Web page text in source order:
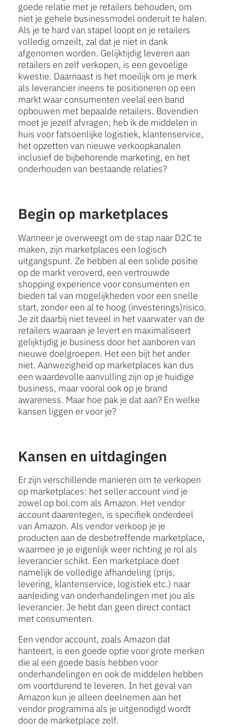
goede relatie met je retailers behouden, om
niet je gehele businessmodel onderuit te halen.
Als je te hard van stapel loopt en je retailers
volledig omzeilt, zal dat je niet in dank
afgenomen worden. Gelijktijdig leveren aan
retailers en zelf verkopen, is een gevoelige
kwestie. Daarnaast is het moeilijk om je merk
als leverancier ineens te positioneren op een
markt waar consumenten veelal een band
opbouwen met bepaalde retailers. Bovendien
moet je jezelf afvragen; heb ik de middelen in
huis voor fatsoenlijke logistiek, klantenservice,
het opzetten van nieuwe verkoopkanalen
inclusief de bijbehorende marketing, en het
onderhouden van bestaande relaties?
Begin op marketplaces
Wanneer je overweegt om de stap naar D2C te
maken, zijn marketplaces een logisch
uitgangspunt. Ze hebben al een solide positie
op de markt veroverd, een vertrouwde
shopping experience voor consumenten en
bieden tal van mogelijkheden voor een snelle
start, zonder een al te hoog (investerings)risico.
Je zit daarbij niet teveel in het vaarwater van de
retailers waaraan je levert en maximaliseert
gelijktijdig je business door het aanboren van
nieuwe doelgroepen. Het een bijt het ander
niet. Aanwezigheid op marketplaces kan dus
een waardevolle aanvulling zijn op je huidige
business, maar vooral ook op je brand
awareness. Maar hoe pak je dat aan? En welke
kansen liggen er voor je?
Kansen en uitdagingen
Er zijn verschillende manieren om te verkopen
op marketplaces: het seller account vind je
zowel op bol.com als Amazon. Het vendor
account daarentegen, is specifiek onderdeel
van Amazon. Als vendor verkoop je je
producten aan de desbetreffende marketplace,
waarmee je je eigenlijk weer richting je rol als
leverancier schikt. Een marketplace doet
namelijk de volledige afhandeling (prijs,
levering, klantenservice, logistiek etc.) naar
aanleiding van onderhandelingen met jou als
leverancier. Je hebt dan geen direct contact
met consumenten.
Een vendor account, zoals Amazon dat
hanteert, is een goede optie voor grote merken
die al een goede basis hebben voor
onderhandelingen en ook de middelen hebben
om voortdurend te leveren. In het geval van
Amazon kun je alleen deelnemen aan het
vendor programma als je uitgenodigd wordt
door de marketplace zelf.